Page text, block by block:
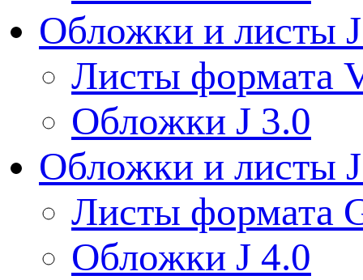
Обложки и листы
Листы формата
Обложки J 3.0
Обложки и листы
Листы формата
Обложки J 4.0